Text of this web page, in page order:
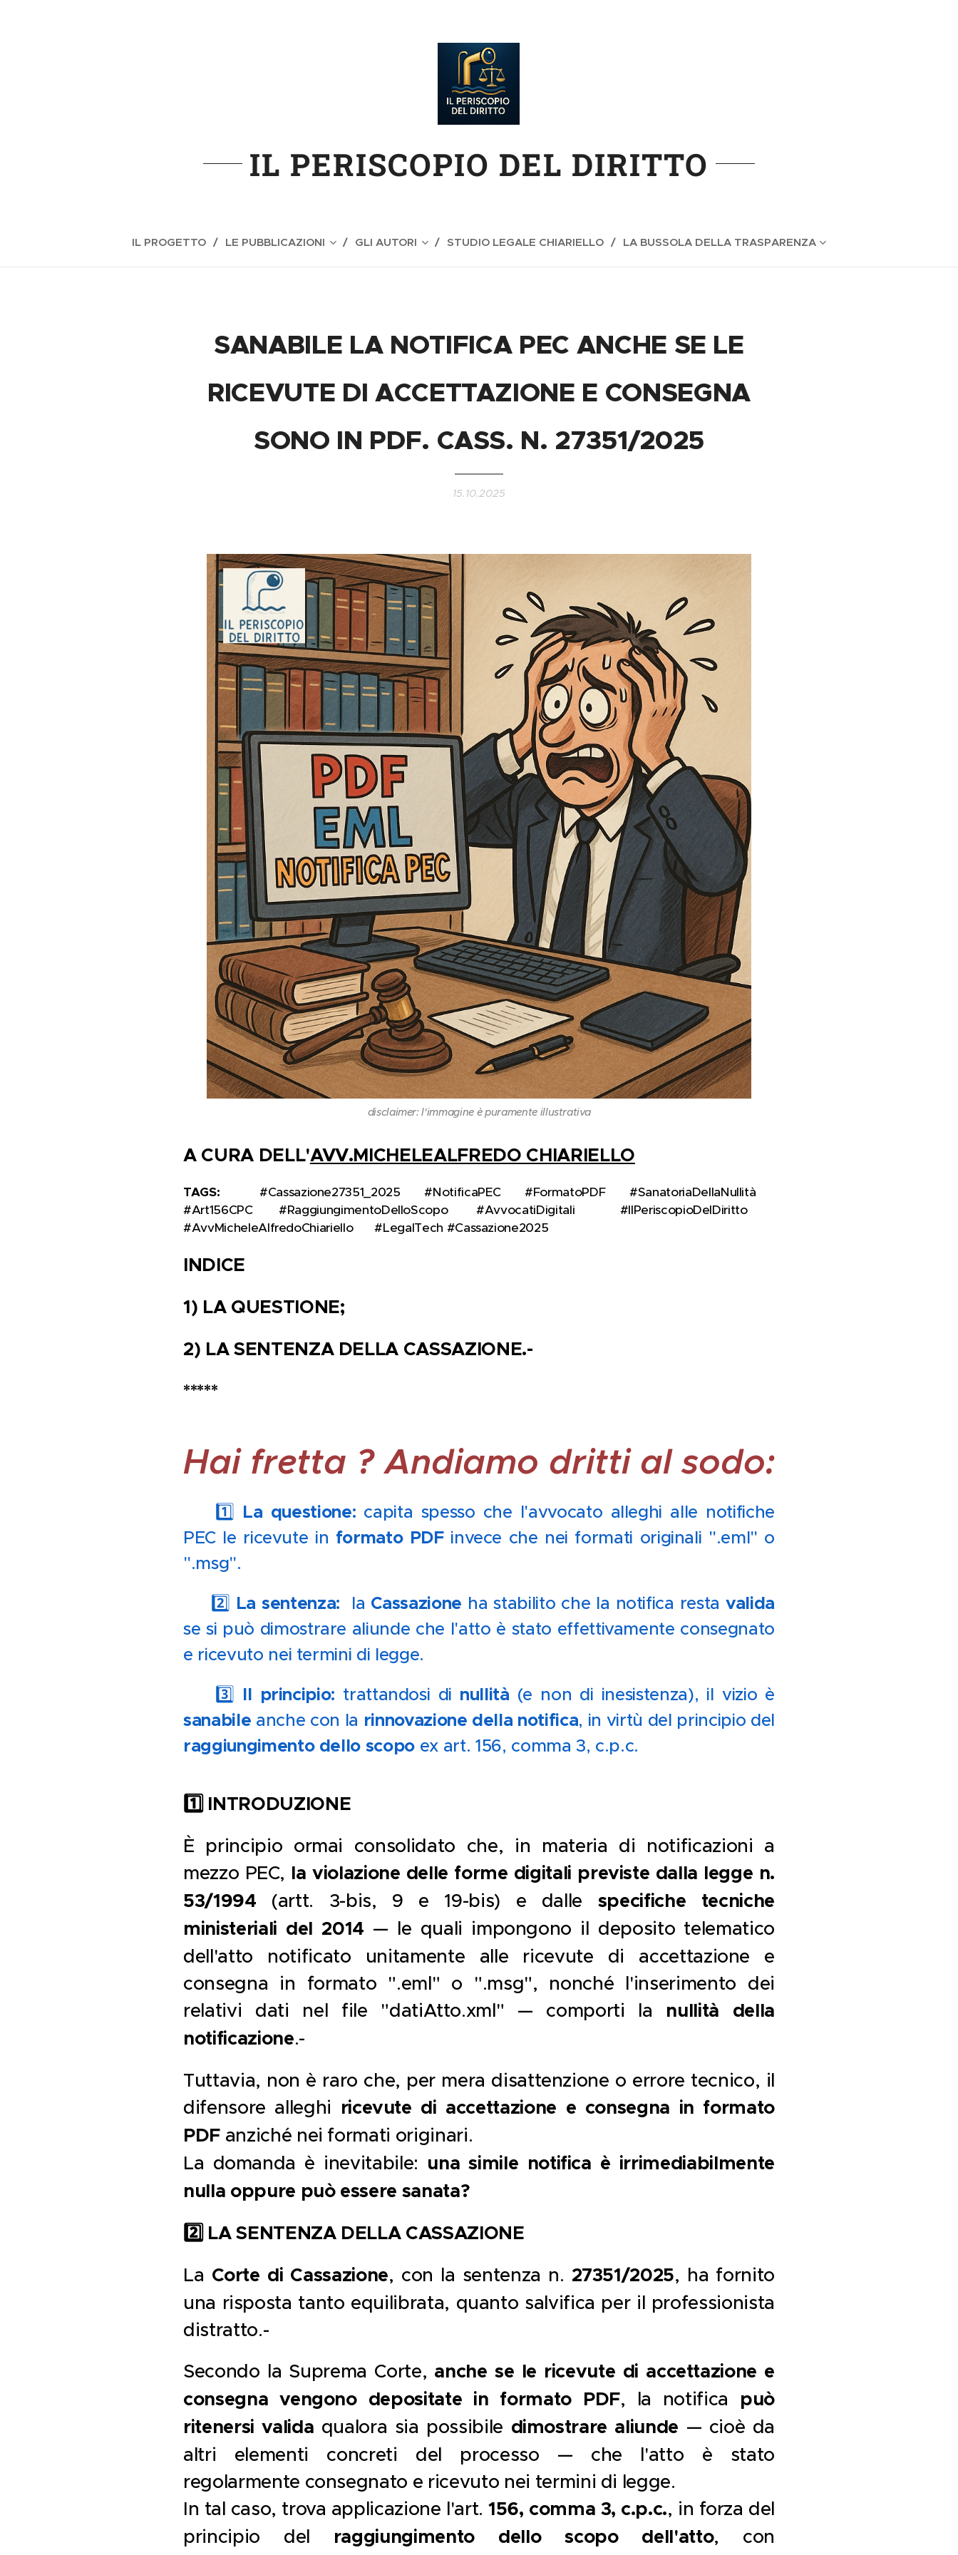
IL PERISCOPIO DEL DIRITTO
IL PROGETTO LE PUBBLICAZIONI GLI AUTORI STUDIO LEGALE CHIARIELLO LA BUSSOLA DELLA TRASPARENZA
SANABILE LA NOTIFICA PEC ANCHE SE LE
RICEVUTE DI ACCETTAZIONE E CONSEGNA
SONO IN PDF. CASS. N. 27351/2025
15.10.2025
disclaimer: l'immagine è puramente illustrativa
A CURA DELL'AVV.MICHELEALFREDO CHIARIELLO
TAGS:
📩⚖️ #Cassazione27351_2025 🧾 #NotificaPEC 💻 #FormatoPDF 🔄 #SanatoriaDellaNullità 📜
#Art156CPC ✉️ #RaggiungimentoDelloScopo 👨‍⚖️ #AvvocatiDigitali 🏛️ #IlPeriscopioDelDiritto ✍️
#AvvMicheleAlfredoChiariello 🚀 #LegalTech #Cassazione2025
INDICE
1) LA QUESTIONE;
2) LA SENTENZA DELLA CASSAZIONE.-
*****
Hai fretta ? Andiamo dritti al sodo:
📌 1️⃣ La questione: capita spesso che l'avvocato alleghi alle notifiche
PEC le ricevute in formato PDFinvece che nei formati originali ".eml" o
".msg". 💻😅
⚖️ 2️⃣ La sentenza: la Cassazione ha stabilito che la notifica restavalida
se si può dimostrare aliunde che l'atto è stato effettivamente consegnato
e ricevuto nei termini di legge. 📩✅
💡 3️⃣ Il principio: trattandosi di nullità (e non di inesistenza), il vizio è
sanabile anche con la rinnovazione della notifica, in virtù del principio del
raggiungimento dello scopo ex art. 156, comma 3, c.p.c. 🔄📜⚖️
1️ INTRODUZIONE
È principio ormai consolidato che, in materia di notificazioni a
mezzo PEC, la violazione delle forme digitali previste dalla legge n.
53/1994 (artt. 3-bis, 9 e 19-bis) e dalle specifiche tecniche
ministeriali del 2014 — le quali impongono il deposito telematico
dell'atto notificato unitamente alle ricevute di accettazione e
consegna in formato ".eml" o ".msg", nonché l'inserimento dei
relativi dati nel file "datiAtto.xml" — comporti la nullità della
notificazione.-
Tuttavia, non è raro che, per mera disattenzione o errore tecnico, il
difensore alleghi ricevute di accettazione e consegna in formato
PDFanziché nei formati originari.
La domanda è inevitabile: una simile notifica è irrimediabilmente
nulla oppure può essere sanata?
2️ LA SENTENZA DELLA CASSAZIONE
La Corte di Cassazione, con la sentenza n. 27351/2025, ha fornito
una risposta tanto equilibrata, quanto salvifica per il professionista
distratto.-
Secondo la Suprema Corte, anche se le ricevute di accettazione e
consegna vengono depositate in formato PDF, la notifica può
ritenersi valida qualora sia possibile dimostrare aliunde — cioè da
altri elementi concreti del processo — che l'atto è stato
regolarmente consegnato e ricevuto nei termini di legge.
In tal caso, trova applicazione l'art.156, comma 3, c.p.c., in forza del
principio del raggiungimento dello scopo dell'atto, con